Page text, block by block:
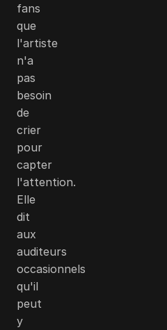
fans
que
l'artiste
n'a
pas
besoin
de
crier
pour
capter
l'attention.
Elle
dit
aux
auditeurs
occasionnels
qu'il
peut
y